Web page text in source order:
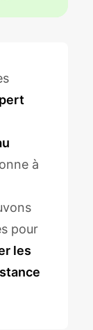
à
pour
les